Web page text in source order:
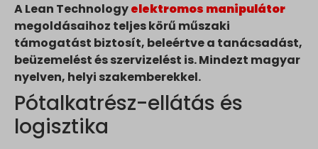
A Lean Technologyelektromos manipulátor
megoldásaihoz teljes körű műszaki
támogatást biztosít, beleértve a tanácsadást,
beüzemelést és szervizelést is. Mindezt magyar
nyelven, helyi szakemberekkel.
Pótalkatrész-ellátás és
logisztika